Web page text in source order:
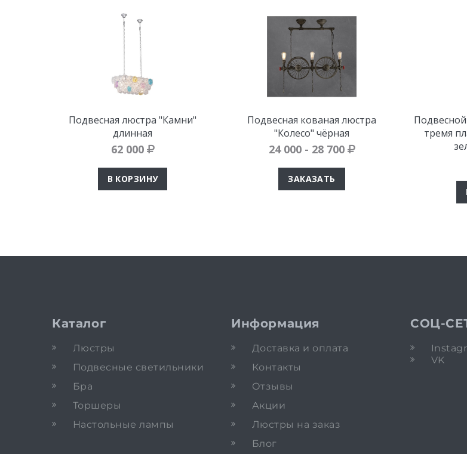
Подвесная люстра "Камни"
длинная
62 000
В КОРЗИНУ
Подвесная кованая люстра
"Колесо" чёрная
24 000 - 28 700
ЗАКАЗАТЬ
тремя
Каталог
Люстры
Подвесные светильники
Бра
Торшеры
Настольные лампы
Информация
Доставка и оплата
Контакты
Отзывы
Акции
Люстры на заказ
Блог
СОЦ-
VK